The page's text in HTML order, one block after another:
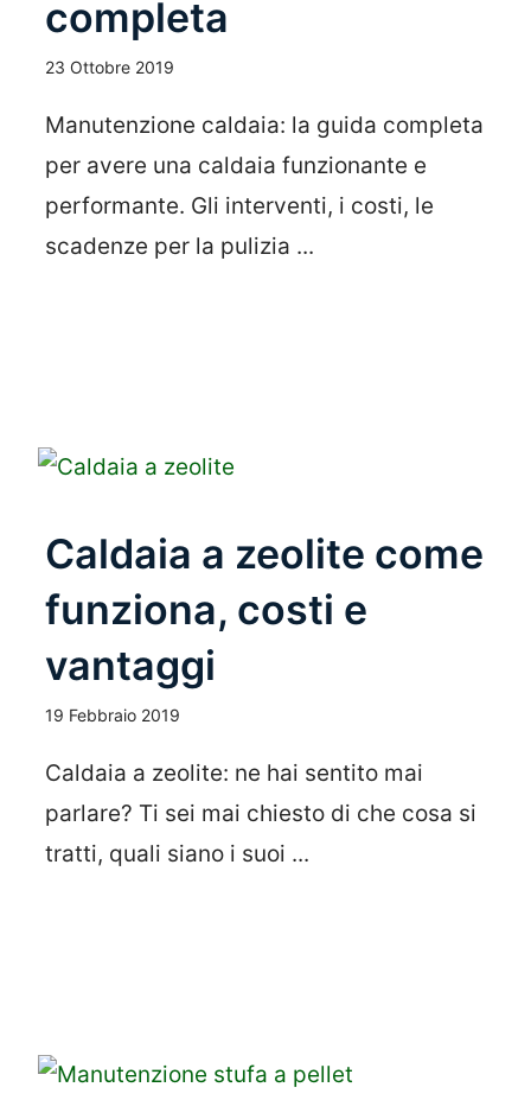
completa
23 Ottobre 2019
Manutenzione caldaia: la guida completa
per avere una caldaia funzionante e
performante. Gli interventi, i costi, le
scadenze per la pulizia ...
Caldaia a zeolite come
funziona, costi e
vantaggi
19 Febbraio 2019
Caldaia a zeolite: ne hai sentito mai
parlare? Ti sei mai chiesto di che cosa si
tratti, quali siano i suoi ...